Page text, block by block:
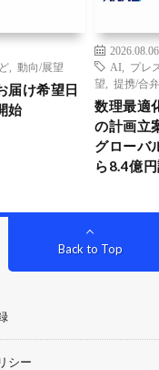
動向/展望
届け希望日
始
2026.08.06
AI
プレ
望
提携/合
数理最適
の計画立
グローバ
ら8.4億
Back to Top
シー